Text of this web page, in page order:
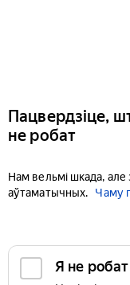
Пацвердзіце,
не робат
Нам вельмі шкада,
аўтаматычных.
Чаму
Я не робат